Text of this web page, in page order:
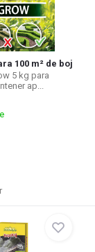
100 m² de boj
5 kg para
ap...